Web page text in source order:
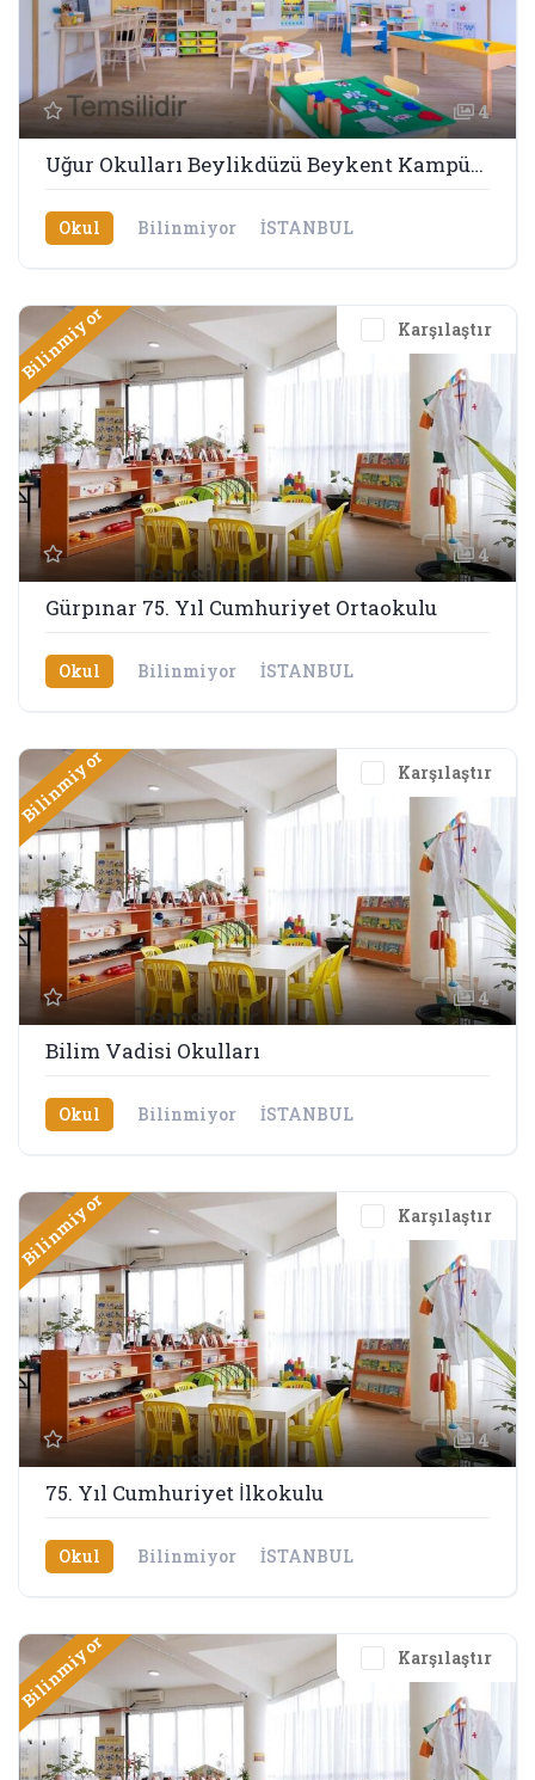
4
Uğur Okulları Beylikdüzü Beykent Kampüsü
Okul Bilinmiyor İSTANBUL
Karşılaştır
Bilinmiyor
4
Gürpınar 75. Yıl Cumhuriyet Ortaokulu
Okul Bilinmiyor İSTANBUL
Karşılaştır
Bilinmiyor
4
Bilim Vadisi Okulları
Okul Bilinmiyor İSTANBUL
Karşılaştır
Bilinmiyor
4
75. Yıl Cumhuriyet İlkokulu
Okul Bilinmiyor İSTANBUL
Karşılaştır
Bilinmiyor